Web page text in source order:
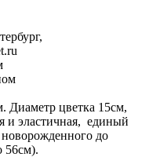
,
Диаметр цветка 15см,
и эластичная, единый
до
56см).